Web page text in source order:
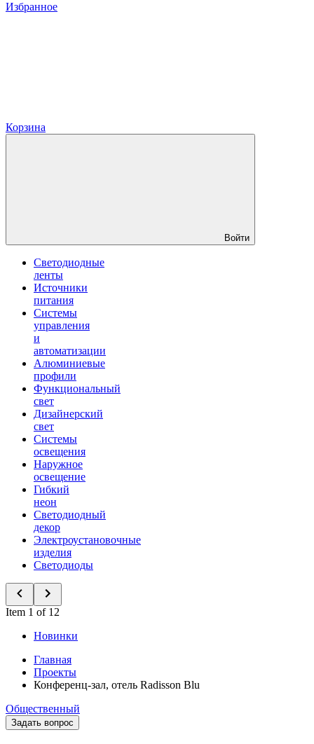
Избранное
Корзина
Войти
Светодиодные
ленты
Источники
питания
Системы
управления
и
автоматизации
Алюминиевые
профили
Функциональный
свет
Дизайнерский
свет
Системы
освещения
Наружное
освещение
Гибкий
неон
Светодиодный
декор
Электроустановочные
изделия
Светодиоды
Item 1 of 12
Новинки
Главная
Проекты
Конференц-зал, отель Radisson Blu
Общественный
Задать вопрос